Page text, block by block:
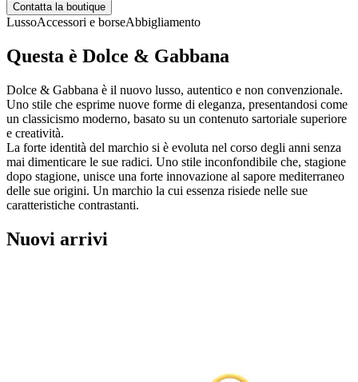
Contatta la boutique
LussoAccessori e borseAbbigliamento
Questa è Dolce & Gabbana
Dolce & Gabbana è il nuovo lusso, autentico e non convenzionale.
Uno stile che esprime nuove forme di eleganza, presentandosi come
un classicismo moderno, basato su un contenuto sartoriale superiore
e creatività.
La forte identità del marchio si è evoluta nel corso degli anni senza
mai dimenticare le sue radici. Uno stile inconfondibile che, stagione
dopo stagione, unisce una forte innovazione al sapore mediterraneo
delle sue origini. Un marchio la cui essenza risiede nelle sue
caratteristiche contrastanti.
Nuovi arrivi